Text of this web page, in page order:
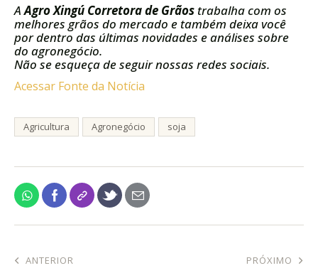
AAgro Xingú Corretora de Grãos trabalha com os
melhores grãos do mercado e também deixa você
por dentro das últimas novidades e análises sobre
do agronegócio.
Não se esqueça de seguir nossas redes sociais.
Acessar Fonte da Notícia
Agricultura Agronegócio soja
ANTERIOR PRÓXIMO